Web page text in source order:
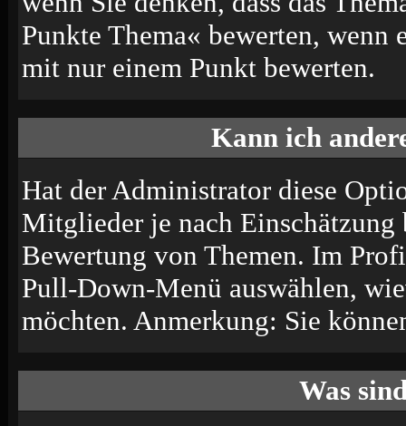
Punkte Thema« bewerten, wenn
mit nur einem Punkt bewerten.
Kann ich
Hat der Administrator diese
Mitglieder je nach Einschätzung
Bewertung von Themen. Im
Pull-Down-Menü auswählen,
möchten. Anmerkung: Sie
Was